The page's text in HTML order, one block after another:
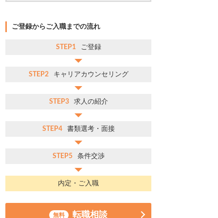
ご登録からご入職までの流れ
STEP1 ご登録
STEP2 キャリアカウンセリング
STEP3 求人の紹介
STEP4 書類選考・面接
STEP5 条件交渉
内定・ご入職
無料 転職相談